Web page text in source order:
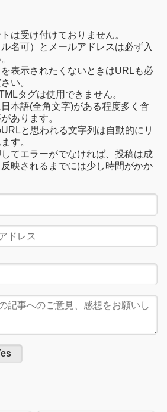
は受け付けておりません。
名可）とメールアドレスは必ず入
表示されたくないときはURLも必
い。
タグは使用できません。
本語(全角文字)がある程度多く含
あります。
と思われる文字列は自動的にリ
す。
てエラーがでなければ、投稿は成
映されるまでには少し時間がかか